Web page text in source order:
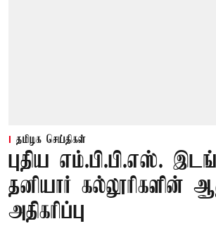
தமிழக செய்திகள்
புதிய எம்.பி.பி.எஸ்.
தனியார் கல்லூரிகளின்
அதிகரிப்பு